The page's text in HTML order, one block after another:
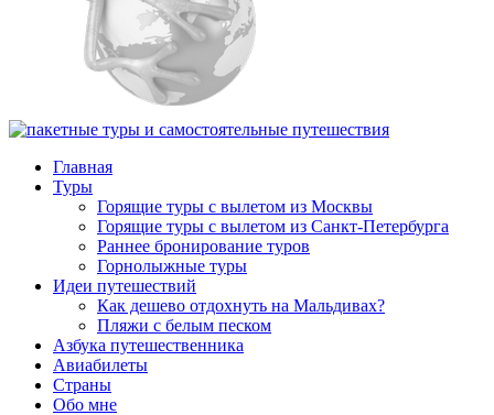
Главная
Туры
Горящие туры с вылетом из Москвы
Горящие туры с вылетом из Санкт-Петербурга
Раннее бронирование туров
Горнолыжные туры
Идеи путешествий
Как дешево отдохнуть на Мальдивах?
Пляжи с белым песком
Азбука путешественника
Авиабилеты
Страны
Обо мне